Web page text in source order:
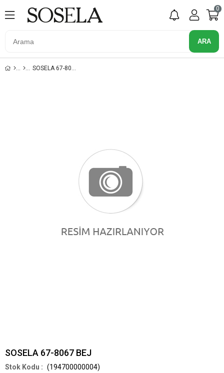
0
SOSELA 67-8067 BEJ
SOSELA 67-8067 BEJ
(194700000004)